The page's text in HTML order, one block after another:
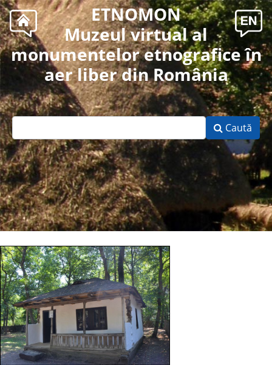
ETNOMON
Muzeul virtual al
monumentelor etnografice în
aer liber din România
Caută